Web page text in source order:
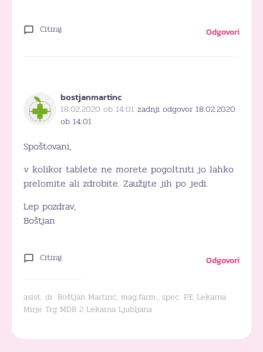
Citiraj Odgovori
bostjanmartinc
18.02.2020 ob 14:01 zadnji odgovor 18.02.2020
ob 14:01
Spoštovani,
v kolikor tablete ne morete pogoltniti jo lahko
prelomite ali zdrobite. Zaužijte jih po jedi.
Lep pozdrav,
Boštjan
Citiraj Odgovori
asist. dr. Boštjan Martinc, mag.farm., spec. PE Lekarna
Mirje Trg MDB 2 Lekarna Ljubljana